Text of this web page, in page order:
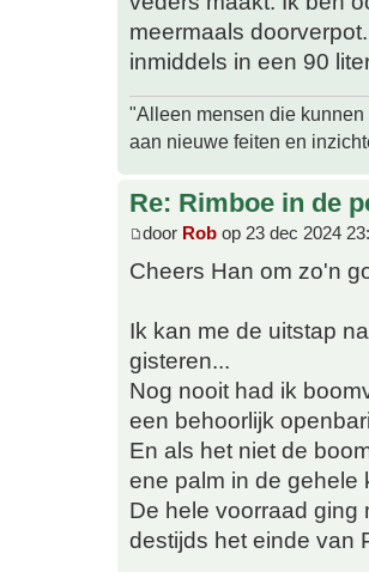
meermaals
inmiddels in een 90
"Alleen mensen die
aan nieuwe feiten en
Re: Rimboe in de
door Rob op 23 dec 2024
Cheers Han om zo'n
Ik kan me de uitstap
gisteren...
Nog nooit had ik
een behoorlijk
En als het niet de
ene palm in de gehele
De hele voorraad ging
destijds het einde van